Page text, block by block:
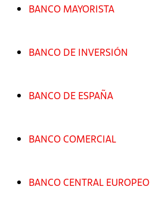
BANCO MAYORISTA
BANCO DE INVERSIÓN
BANCO DE ESPAÑA
BANCO COMERCIAL
BANCO CENTRAL EUROPEO